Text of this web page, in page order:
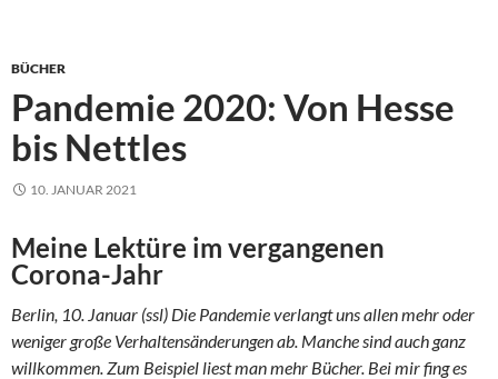
BÜCHER
Pandemie 2020: Von Hesse
bis Nettles
10. JANUAR 2021
Meine Lektüre im vergangenen
Corona-Jahr
Berlin, 10. Januar (ssl) Die Pandemie verlangt uns allen mehr oder
weniger große Verhaltensänderungen ab. Manche sind auch ganz
willkommen. Zum Beispiel liest man mehr Bücher. Bei mir fing es